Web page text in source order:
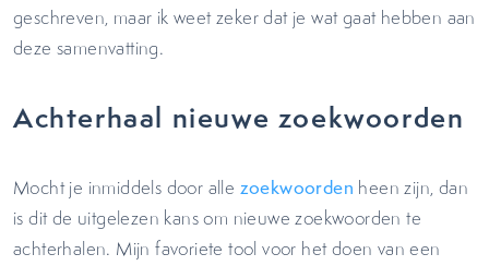
geschreven, maar ik weet zeker dat je wat gaat hebben aan
deze samenvatting.
Achterhaal nieuwe zoekwoorden
Mocht je inmiddels door alle zoekwoorden heen zijn, dan
is dit de uitgelezen kans om nieuwe zoekwoorden te
achterhalen. Mijn favoriete tool voor het doen van een